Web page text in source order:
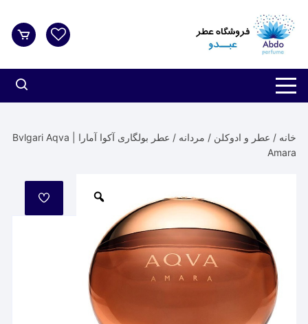
شدن
خانه / عطر و ادوکلن / مردانه
/ عطر بولگاری آکوا آمارا | Bvlgari Aqva
Amara
مورد
علاقه